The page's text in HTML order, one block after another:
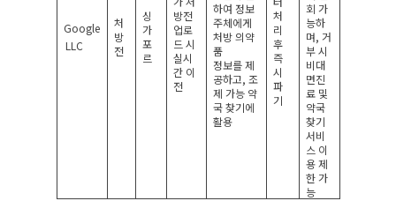
Google
LLC
처
방
전
싱
가
포
르
방전
업로
드 시
실시
간 이
전
하여 정보
주체에게
처방 의약
품
정보를 제
공하고,조
제 가능 약
국 찾기에
활용
처
리
후
즉
시
파
기
회 가
능하
며, 거
부 시
비대
면진
료 및
약국
찾기
서비
스 이
용 제
한 가
능